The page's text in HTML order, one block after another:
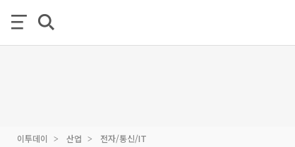
이투데이 산업 전자/통신/IT